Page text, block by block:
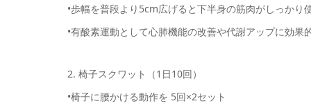
•歩幅を普段より5cm広げると下半身の筋肉がしっかり
•有酸素運動として心肺機能の改善や代謝アップに効果
2. 椅子スクワット（1日10回）
•椅子に腰かける動作を 5回×2セット